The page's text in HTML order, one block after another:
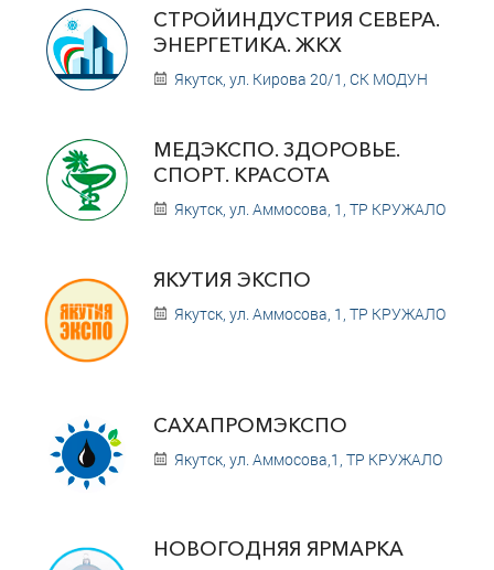
СТРОЙИНДУСТРИЯ СЕВЕРА.
ЭНЕРГЕТИКА. ЖКХ
Якутск, ул. Кирова 20/1, СК МОДУН
МЕДЭКСПО. ЗДОРОВЬЕ.
СПОРТ. КРАСОТА
Якутск, ул. Аммосова, 1, ТР КРУЖАЛО
ЯКУТИЯ ЭКСПО
Якутск, ул. Аммосова, 1, ТР КРУЖАЛО
САХАПРОМЭКСПО
Якутск, ул. Аммосова,1, ТР КРУЖАЛО
НОВОГОДНЯЯ ЯРМАРКА